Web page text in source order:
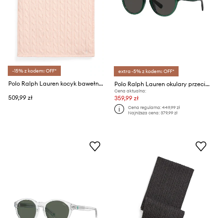
-15% z kodem: OFF*
Polo Ralph Lauren kocyk bawełniany niemowlęcy
509,99 zł
extra -5% z kodem: OFF*
Polo Ralph Lauren okulary przeciwsłoneczne dziecięce
Cena aktualna:
359,99 zł
Cena regularna:449,99 zł
Najniższa cena:379,99 zł